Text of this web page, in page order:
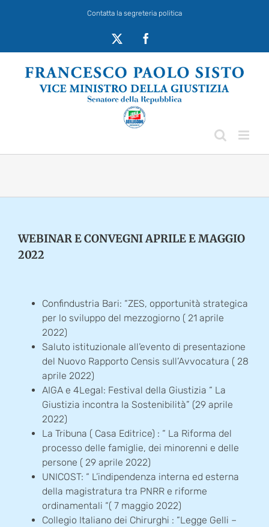
Contatta la segreteria politica
WEBINAR E CONVEGNI APRILE E MAGGIO
2022
Confindustria Bari: “ZES, opportunità strategica
per lo sviluppo del mezzogiorno ( 21 aprile
2022)
Saluto istituzionale all’evento di presentazione
del Nuovo Rapporto Censis sull’Avvocatura ( 28
aprile 2022)
AIGA e 4Legal: Festival della Giustizia “ La
Giustizia incontra la Sostenibilità” (29 aprile
2022)
La Tribuna ( Casa Editrice) : “ La Riforma del
processo delle famiglie, dei minorenni e delle
persone ( 29 aprile 2022)
UNICOST: “ L’indipendenza interna ed esterna
della magistratura tra PNRR e riforme
ordinamentali “( 7 maggio 2022)
Collegio Italiano dei Chirurghi : “Legge Gelli –